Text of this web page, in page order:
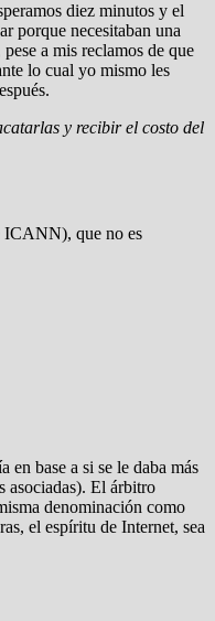
diez minutos y el
porque necesitaban una
a mis reclamos de que
lo cual yo mismo les
y recibir el costo del
ICANN), que no es
base a si se le daba más
asociadas). El árbitro
denominación como
el espíritu de Internet, sea